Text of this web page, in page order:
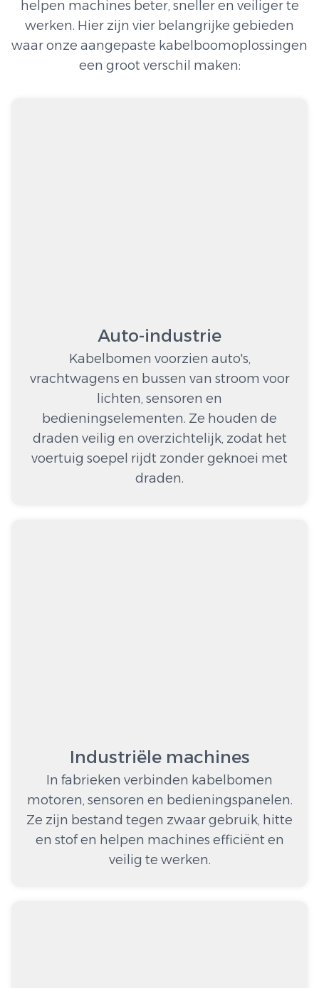
helpen machines beter, sneller en veiliger te
werken. Hier zijn vier belangrijke gebieden
waar onze aangepaste kabelboomoplossingen
een groot verschil maken:
Auto-industrie
Kabelbomen voorzien auto's,
vrachtwagens en bussen van stroom voor
lichten, sensoren en
bedieningselementen. Ze houden de
draden veilig en overzichtelijk, zodat het
voertuig soepel rijdt zonder geknoei met
draden.
Industriële machines
In fabrieken verbinden kabelbomen
motoren, sensoren en bedieningspanelen.
Ze zijn bestand tegen zwaar gebruik, hitte
en stof en helpen machines efficiënt en
veilig te werken.